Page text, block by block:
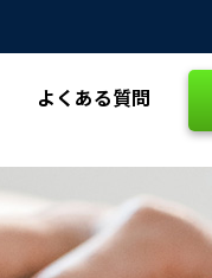
よくある質問